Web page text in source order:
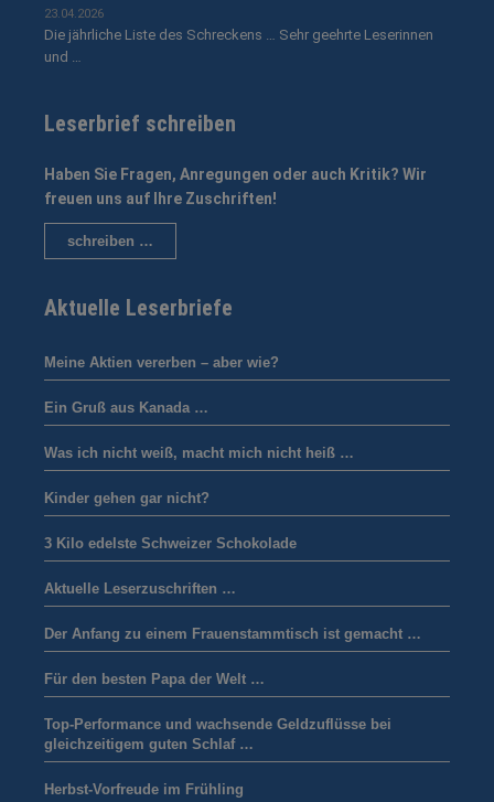
23.04.2026
Die jährliche Liste des Schreckens … Sehr geehrte Leserinnen
und …
Leserbrief schreiben
Haben Sie Fragen, Anregungen oder auch Kritik? Wir
freuen uns auf Ihre Zuschriften!
schreiben …
Aktuelle Leserbriefe
Meine Aktien vererben – aber wie?
Ein Gruß aus Kanada …
Was ich nicht weiß, macht mich nicht heiß …
Kinder gehen gar nicht?
3 Kilo edelste Schweizer Schokolade
Aktuelle Leserzuschriften …
Der Anfang zu einem Frauenstammtisch ist gemacht …
Für den besten Papa der Welt …
Top-Performance und wachsende Geldzuflüsse bei
gleichzeitigem guten Schlaf …
Herbst-Vorfreude im Frühling